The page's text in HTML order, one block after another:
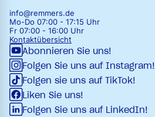
info@remmers.de
Mo-Do 07:00 - 17:15 Uhr
Fr 07:00 - 16:00 Uhr
Kontaktübersicht
Abonnieren Sie uns!
Folgen Sie uns auf Instagram!
Folgen sie uns auf TikTok!
Liken Sie uns!
Folgen Sie uns auf LinkedIn!